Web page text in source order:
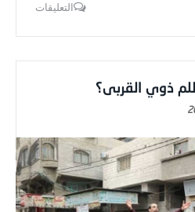
التعليقات
ذوي القربى؟